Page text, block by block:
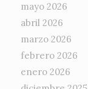
mayo 2026
abril 2026
marzo 2026
febrero 2026
enero 2026